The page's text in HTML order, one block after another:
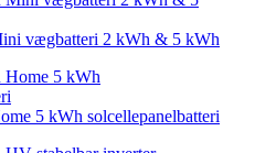
vægbatteri 2 kWh & 5 kWh
5 kWh solcellepanelbatteri